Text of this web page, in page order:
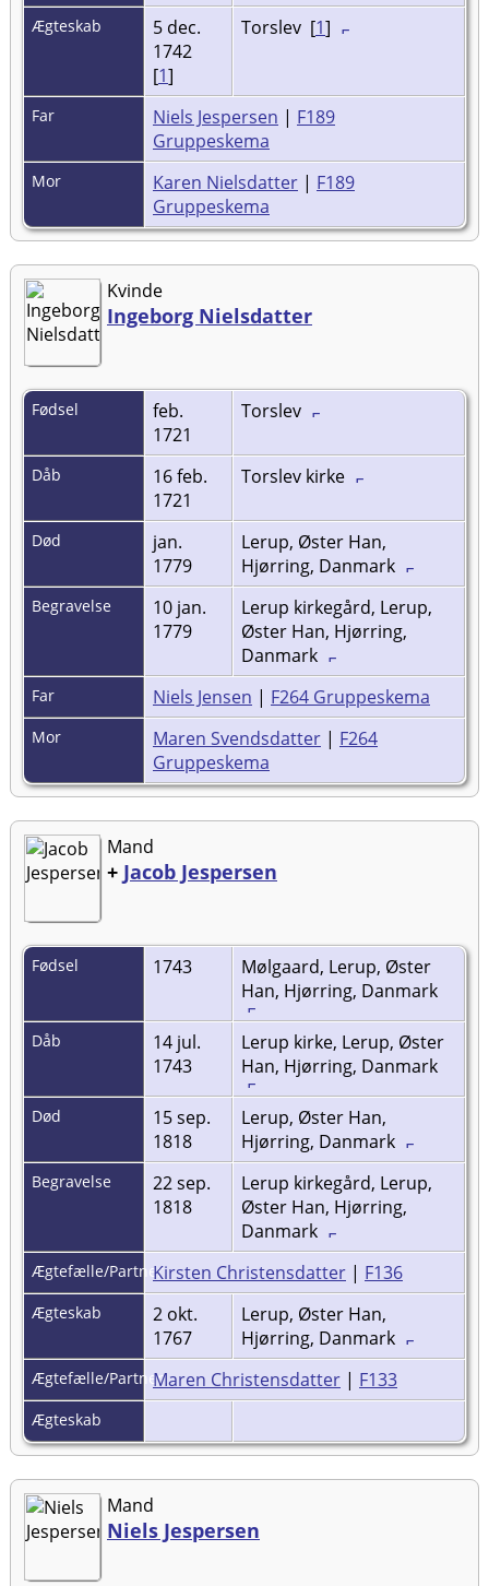
Ægteskab
5 dec.
1742
[1]
Torslev [1]
Far Niels Jespersen | F189
Gruppeskema
Mor Karen Nielsdatter | F189
Gruppeskema
Kvinde
Ingeborg Nielsdatter
Fødsel
feb.
1721
Torslev
Dåb
16 feb.
1721
Torslev kirke
Død
jan.
1779
Lerup, Øster Han,
Hjørring, Danmark
Begravelse
10 jan.
1779
Lerup kirkegård, Lerup,
Øster Han, Hjørring,
Danmark
Far Niels Jensen | F264 Gruppeskema
Mor Maren Svendsdatter | F264
Gruppeskema
Mand
+ Jacob Jespersen
Fødsel 1743
Mølgaard, Lerup, Øster
Han, Hjørring, Danmark
Dåb
14 jul.
1743
Lerup kirke, Lerup, Øster
Han, Hjørring, Danmark
Død
15 sep.
1818
Lerup, Øster Han,
Hjørring, Danmark
Begravelse
22 sep.
1818
Lerup kirkegård, Lerup,
Øster Han, Hjørring,
Danmark
Ægtefælle/PartnerKirsten Christensdatter | F136
Ægteskab
2 okt.
1767
Lerup, Øster Han,
Hjørring, Danmark
Ægtefælle/PartnerMaren Christensdatter | F133
Ægteskab
Mand
Niels Jespersen